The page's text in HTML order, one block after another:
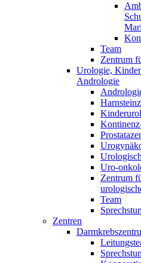
Team
Zentrum
Urologie,
Andrologie
Uro-
Zentrum
Team
Zentren